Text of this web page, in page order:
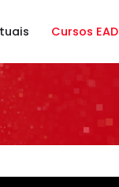
Cursos EAD